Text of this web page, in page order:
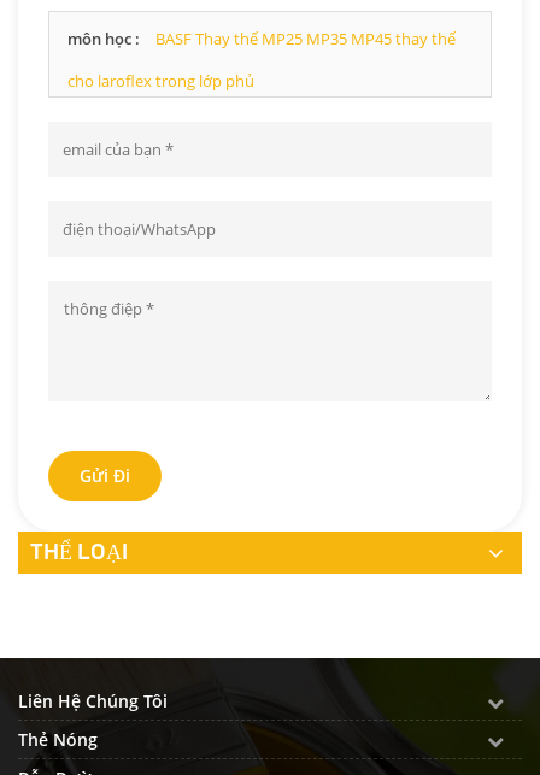
bạn ngay khi có thể.
môn học :
BASF Thay thế MP25 MP35 MP45 thay thế
cho laroflex trong lớp phủ
Gửi Đi
THỂ LOẠI
Liên Hệ Chúng Tôi
Thẻ Nóng